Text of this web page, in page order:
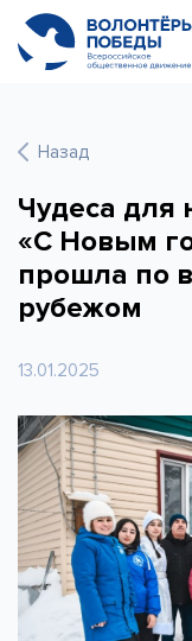
Назад
Чудеса для
«С Новым
прошла по
рубежом
13.01.2025